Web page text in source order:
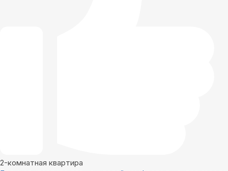
2-комнатная квартира